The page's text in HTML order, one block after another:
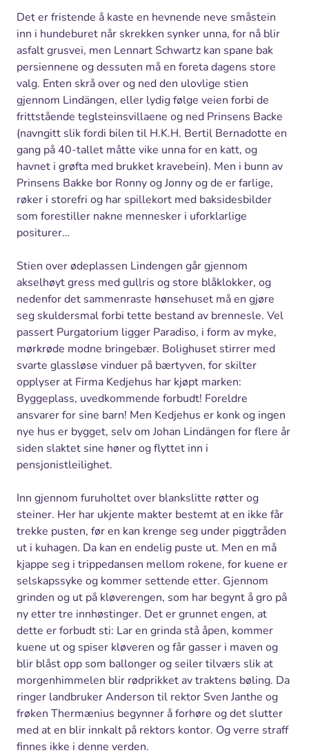
Det er fristende å kaste en hevnende neve småstein
inn i hundeburet når skrekken synker unna, for nå blir
asfalt grusvei, men Lennart Schwartz kan spane bak
persiennene og dessuten må en foreta dagens store
valg. Enten skrå over og ned den ulovlige stien
gjennom Lindängen, eller lydig følge veien forbi de
frittstående teglsteinsvillaene og ned Prinsens Backe
(navngitt slik fordi bilen til H.K.H. Bertil Bernadotte en
gang på 40-tallet måtte vike unna for en katt, og
havnet i grøfta med brukket kravebein). Men i bunn av
Prinsens Bakke bor Ronny og Jonny og de er farlige,
røker i storefri og har spillekort med baksidesbilder
som forestiller nakne mennesker i uforklarlige
positurer…
Stien over ødeplassen Lindengen går gjennom
akselhøyt gress med gullris og store blåklokker, og
nedenfor det sammenraste hønsehuset må en gjøre
seg skuldersmal forbi tette bestand av brennesle. Vel
passert Purgatorium ligger Paradiso, i form av myke,
mørkrøde modne bringebær. Bolighuset stirrer med
svarte glassløse vinduer på bærtyven, for skilter
opplyser at Firma Kedjehus har kjøpt marken:
Byggeplass, uvedkommende forbudt! Foreldre
ansvarer for sine barn! Men Kedjehus er konk og ingen
nye hus er bygget, selv om Johan Lindängen for flere år
siden slaktet sine høner og flyttet inn i
pensjonistleilighet.
Inn gjennom furuholtet over blankslitte røtter og
steiner. Her har ukjente makter bestemt at en ikke får
trekke pusten, før en kan krenge seg under piggtråden
ut i kuhagen. Da kan en endelig puste ut. Men en må
kjappe seg i trippedansen mellom rokene, for kuene er
selskapssyke og kommer settende etter. Gjennom
grinden og ut på kløverengen, som har begynt å gro på
ny etter tre innhøstinger. Det er grunnet engen, at
dette er forbudt sti: Lar en grinda stå åpen, kommer
kuene ut og spiser kløveren og får gasser i maven og
blir blåst opp som ballonger og seiler tilværs slik at
morgenhimmelen blir rødprikket av traktens bøling. Da
ringer landbruker Anderson til rektor Sven Janthe og
frøken Thermænius begynner å forhøre og det slutter
med at en blir innkalt på rektors kontor. Og verre straff
finnes ikke i denne verden.